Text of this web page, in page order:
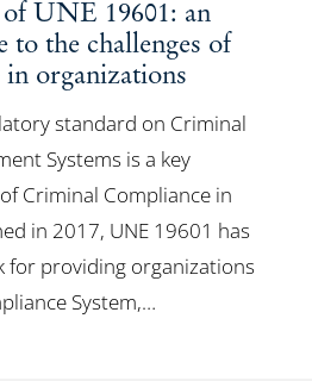
UNE 19601: an
to the challenges of
in organizations
standard on Criminal
Systems is a key
Criminal Compliance in
in 2017, UNE 19601 has
for providing organizations
System,…